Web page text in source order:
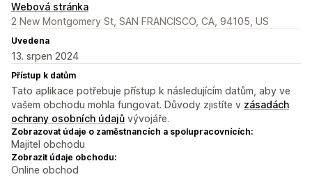
Webová stránka
2 New Montgomery St, SAN FRANCISCO, CA, 94105, US
Uvedena
13. srpen 2024
Přístup k datům
Tato aplikace potřebuje přístup k následujícím datům, aby ve
vašem obchodu mohla fungovat. Důvody zjistíte v zásadách
ochrany osobních údajů vývojáře.
Zobrazovat údaje o zaměstnancích a spolupracovnících:
Majitel obchodu
Zobrazit údaje obchodu:
Online obchod